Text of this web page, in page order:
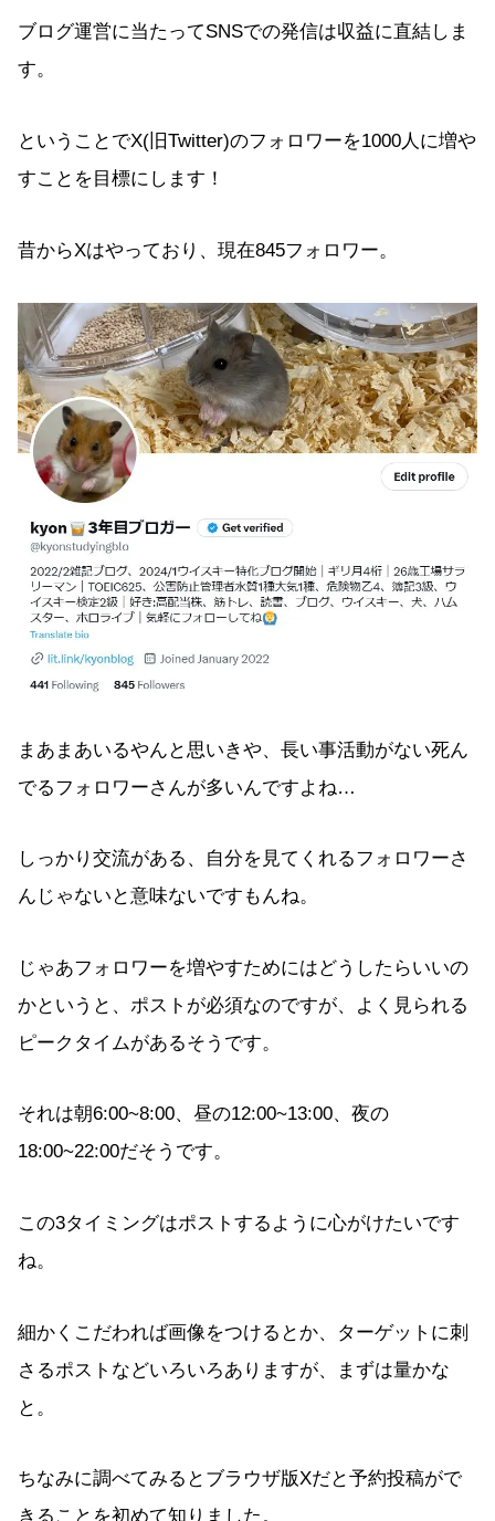
ブログ運営に当たってSNSでの発信は収益に直結しま
す。
ということでX(旧Twitter)のフォロワーを1000人に増や
すことを目標にします！
昔からXはやっており、現在845フォロワー。
まあまあいるやんと思いきや、長い事活動がない死ん
でるフォロワーさんが多いんですよね…
しっかり交流がある、自分を見てくれるフォロワーさ
んじゃないと意味ないですもんね。
じゃあフォロワーを増やすためにはどうしたらいいの
かというと、ポストが必須なのですが、よく見られる
ピークタイムがあるそうです。
それは朝6:00~8:00、昼の12:00~13:00、夜の
18:00~22:00だそうです。
この3タイミングはポストするように心がけたいです
ね。
細かくこだわれば画像をつけるとか、ターゲットに刺
さるポストなどいろいろありますが、まずは量かな
と。
ちなみに調べてみるとブラウザ版Xだと予約投稿がで
きることを初めて知りました。